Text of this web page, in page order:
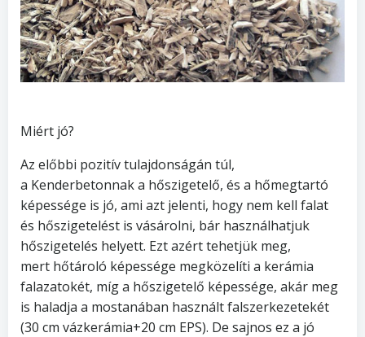
Miért jó?
Az előbbi pozitív tulajdonságán túl,
a Kenderbetonnak a hőszigetelő, és a hőmegtartó
képessége is jó, ami azt jelenti, hogy nem kell falat
és hőszigetelést is vásárolni, bár használhatjuk
hőszigetelés helyett. Ezt azért tehetjük meg,
mert hőtároló képessége megközelíti a kerámia
falazatokét, míg a hőszigetelő képessége, akár meg
is haladja a mostanában használt falszerkezetekét
(30 cm vázkerámia+20 cm EPS). De sajnos ez a jó